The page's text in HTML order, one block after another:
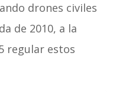
drones civiles
de 2010, a la
regular estos